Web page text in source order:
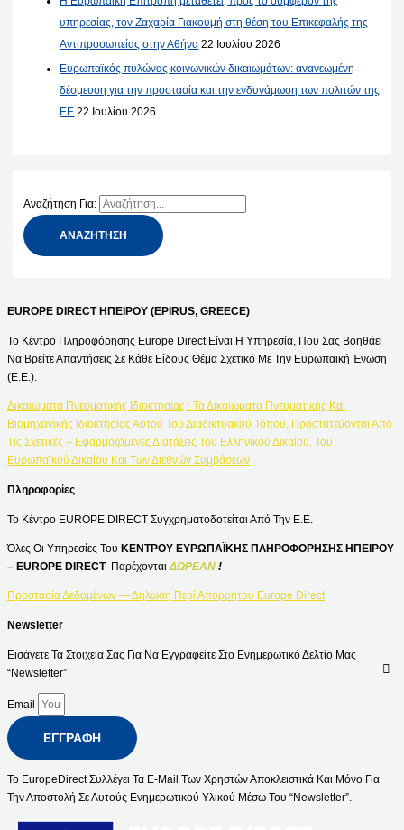
υπηρεσίας, τον Ζαχαρία Γιακουμή στη θέση του Επικεφαλής της
Αντιπροσωπείας στην Αθήνα 22 Ιουλίου 2026
Ευρωπαϊκός πυλώνας κοινωνικών δικαιωμάτων: ανανεωμένη
δέσμευση για την προστασία και την ενδυνάμωση των πολιτών της
ΕΕ 22 Ιουλίου 2026
Αναζήτηση Για:
EUROPE DIRECT ΗΠΕΙΡΟΥ (EPIRUS, GREECE)
Το Κέντρο Πληροφόρησης Europe Direct Είναι Η Υπηρεσία, Που Σας Βοηθάει
Να Βρείτε Απαντήσεις Σε Κάθε Είδους Θέμα Σχετικό Με Την Ευρωπαϊκή Ένωση
(Ε.Ε.).
Δικαιώματα Πνευματικής Ιδιοκτησίας : Τα Δικαιώματα Πνευματικής Και
Βιομηχανικής Ιδιοκτησίας Αυτού Του Διαδικτυακού Τόπου, Προστατεύονται Από
Τις Σχετικές – Εφαρμοζόμενες Διατάξεις Του Ελληνικού Δικαίου, Του
Ευρωπαϊκού Δικαίου Και Των Διεθνών Συμβάσεων
Πληροφορίες
Το Κέντρο EUROPE DIRECT Συγχρηματοδοτείται Από Την Ε.Ε.
Όλες Οι Υπηρεσίες Του ΚΕΝΤΡΟΥ ΕΥΡΩΠΑΪΚΗΣ ΠΛΗΡΟΦΟΡΗΣΗΣ ΗΠΕΙΡΟΥ
– EUROPE DIRECT Παρέχονται ΔΩΡΕΑΝ !
Προστασία Δεδομένων — Δήλωση Περί Απορρήτου Europe Direct
Newsletter
Εισάγετε Τα Στοιχεία Σας Για Να Εγγραφείτε Στο Ενημερωτικό Δελτίο Μας
“Newsletter”
Email
ΕΓΓΡΑΦΉ
Το EuropeDirect Συλλέγει Τα E-Mail Των Χρηστών Αποκλειστικά Και Μόνο Για
Την Αποστολή Σε Αυτούς Ενημερωτικού Υλικού Μέσω Του “Newsletter”.